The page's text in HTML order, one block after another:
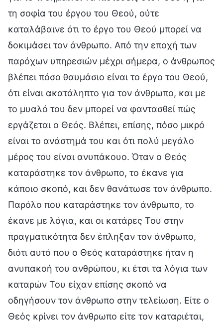
τη σοφία του έργου του Θεού, ούτε
καταλάβαινε ότι το έργο του Θεού μπορεί να
δοκιμάσει τον άνθρωπο. Από την εποχή των
παρόχων υπηρεσιών μέχρι σήμερα, ο άνθρωπος
βλέπει πόσο θαυμάσιο είναι το έργο του Θεού,
ότι είναι ακατάληπτο για τον άνθρωπο, και με
το μυαλό του δεν μπορεί να φαντασθεί πώς
εργάζεται ο Θεός. Βλέπει, επίσης, πόσο μικρό
είναι το ανάστημά του και ότι πολύ μεγάλο
μέρος του είναι ανυπάκουο. Όταν ο Θεός
καταράστηκε τον άνθρωπο, το έκανε για
κάποιο σκοπό, και δεν θανάτωσε τον άνθρωπο.
Παρόλο που καταράστηκε τον άνθρωπο, το
έκανε με λόγια, και οι κατάρες Του στην
πραγματικότητα δεν έπληξαν τον άνθρωπο,
διότι αυτό που ο Θεός καταράστηκε ήταν η
ανυπακοή του ανθρώπου, κι έτσι τα λόγια των
καταρών Του είχαν επίσης σκοπό να
οδηγήσουν τον άνθρωπο στην τελείωση. Είτε ο
Θεός κρίνει τον άνθρωπο είτε τον καταριέται,